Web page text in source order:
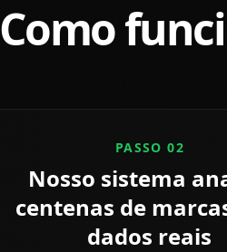
Como
PASSO 02
Nosso sistema
centenas de
dados reais